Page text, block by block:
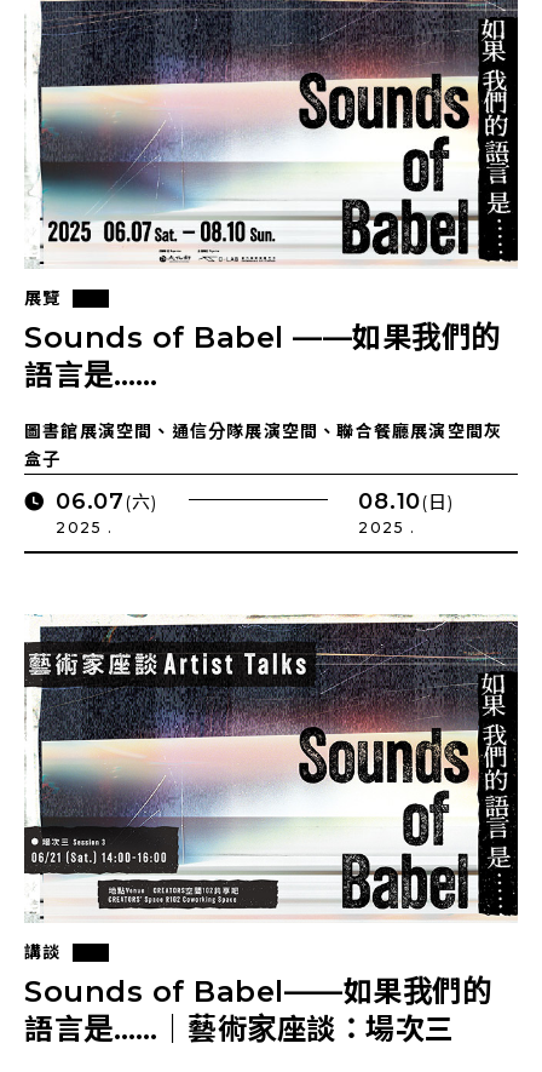
展覽
Sounds of Babel ——如果我們的
語言是……
圖書館展演空間、通信分隊展演空間、聯合餐廳展演空間灰
盒子
06.07(六)
2025 .
08.10(日)
2025 .
講談
Sounds of Babel——如果我們的
語言是……｜藝術家座談：場次三